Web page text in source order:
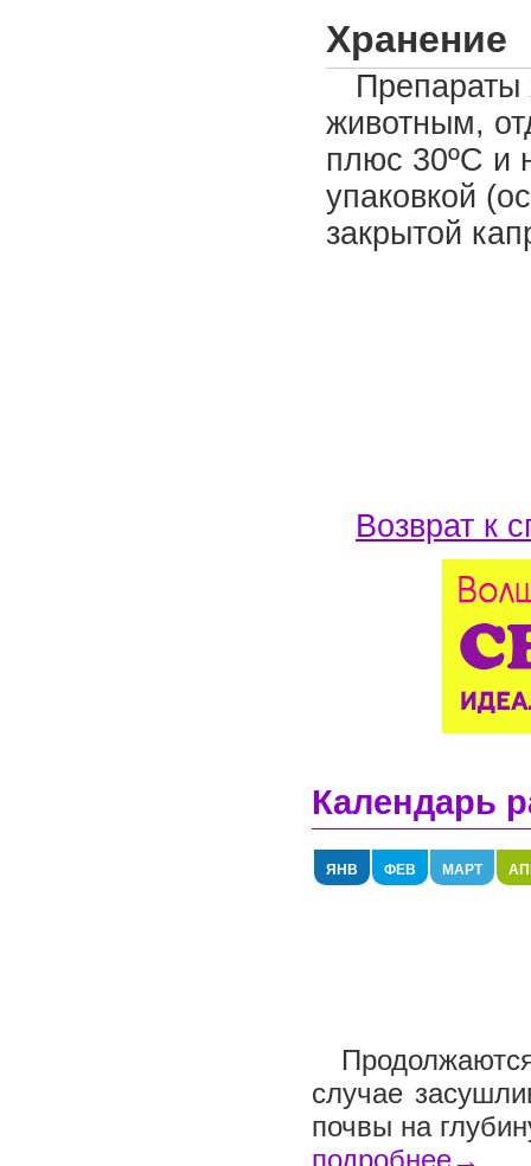
Хранение
Препараты
животным,
плюс 30ºС и
упаковкой
закрытой
Возврат к
Календарь
ЯНВ ФЕВ МАРТ
случае
почвы на
подробнее→